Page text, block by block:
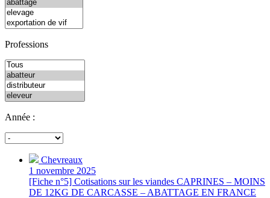
Professions
Année :
Chevreaux
1 novembre 2025
[Fiche n°5] Cotisations sur les viandes CAPRINES – MOINS
DE 12KG DE CARCASSE – ABATTAGE EN FRANCE